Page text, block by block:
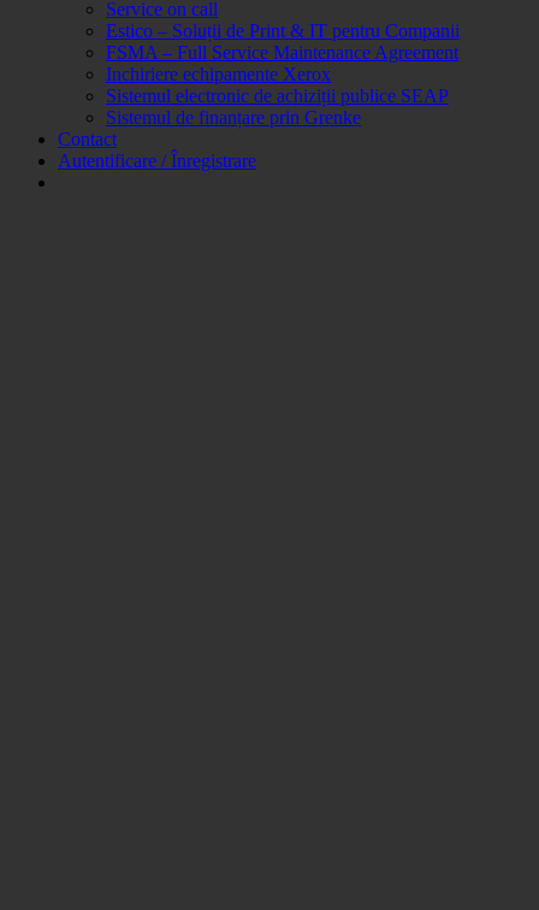
Service on call
Estico – Soluții de Print & IT pentru Companii
FSMA – Full Service Maintenance Agreement
Inchiriere echipamente Xerox
Sistemul electronic de achiziții publice SEAP
Sistemul de finanțare prin Grenke
Contact
Autentificare / Înregistrare